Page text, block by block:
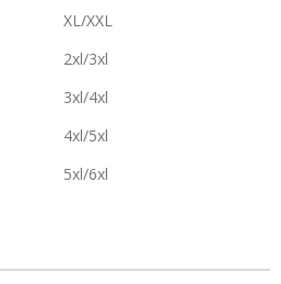
XL/XXL
2xl/3xl
3xl/4xl
4xl/5xl
5xl/6xl